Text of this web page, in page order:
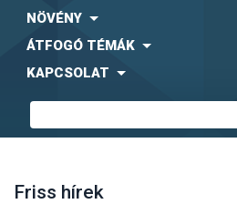
NÖVÉNY
ÁTFOGÓ TÉMÁK
KAPCSOLAT
Friss hírek